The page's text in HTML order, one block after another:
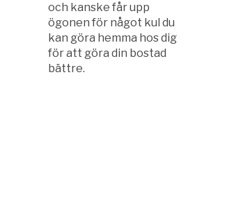
och kanske får upp
ögonen för något kul du
kan göra hemma hos dig
för att göra din bostad
bättre.